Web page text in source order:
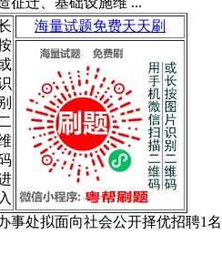
二
入
海量试题免费天天刷
处拟面向社会公开择优招聘1